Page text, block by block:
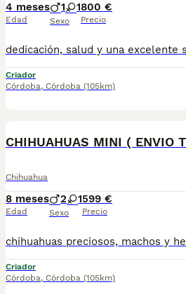
4 meses
Edad
1 1
Sexo
800 €
Precio
Criador
Córdoba, Córdoba (105km)
CHIHUAHUAS MINI ( ENVIO
Chihuahua
8 meses
Edad
2 1
Sexo
599 €
Precio
Criador
Córdoba, Córdoba (105km)